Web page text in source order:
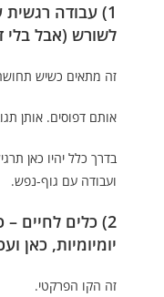
1) עבודה
לשורש (אבל בלי
זה מתאים כשיש
אותם דפוסים. אותן
בדרך כלל יהיו כאן
ועבודה עם גוף-נפש.
2) כלים לחיים
יומיומיות, כאן
זה הקו הפרקטי.